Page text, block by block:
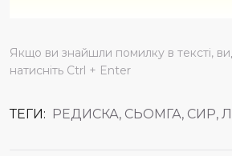
Якщо ви знайшли помилку в тексті,
натисніть Ctrl + Enter
ТЕГИ: РЕДИСКА, СЬОМГА, СИР,